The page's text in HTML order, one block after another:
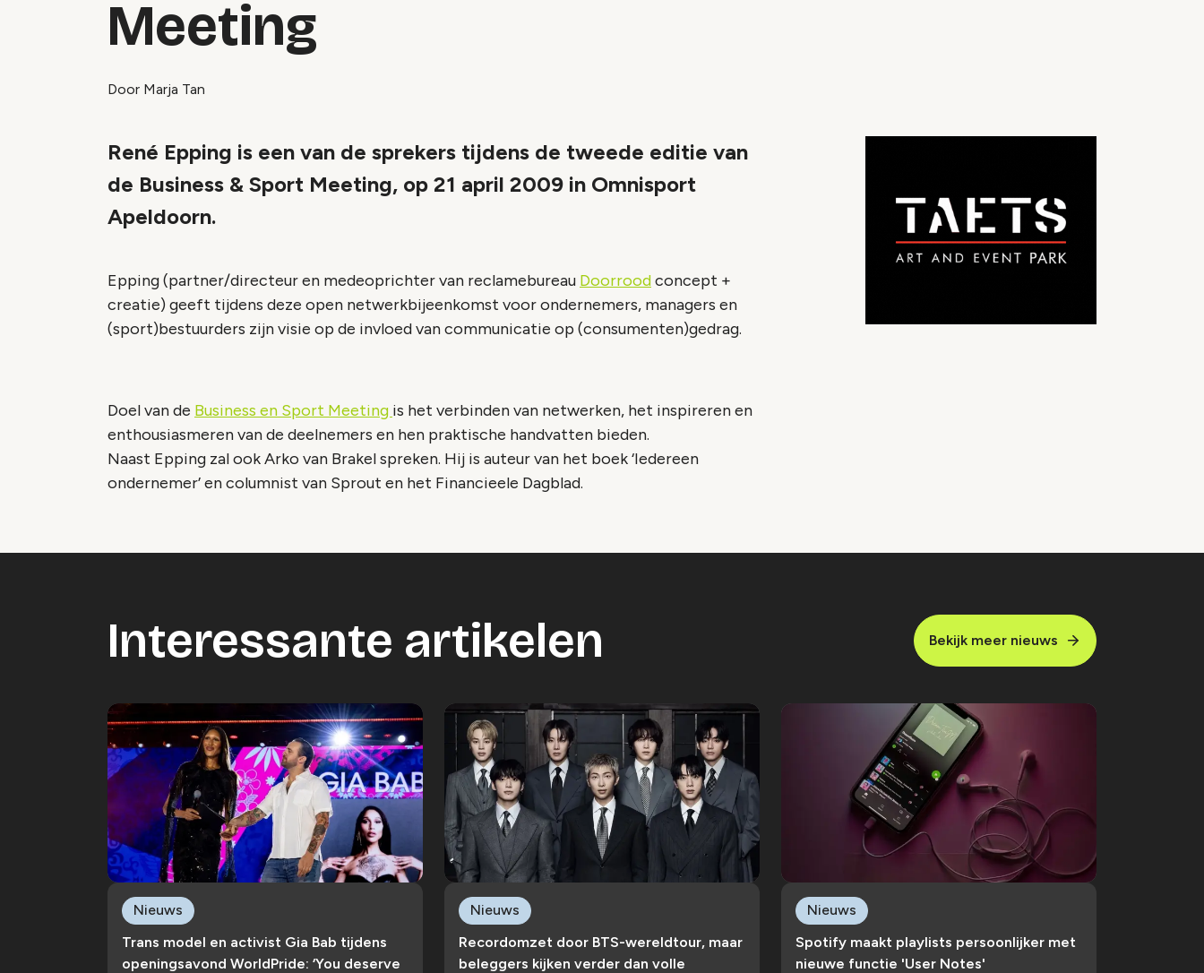
Meeting
Door Marja Tan
René Epping is een van de sprekers tijdens de tweede editie van
de Business & Sport Meeting, op 21 april 2009 in Omnisport
Apeldoorn.
Epping (partner/directeur en medeoprichter van reclamebureau Doorroodconcept +
creatie) geeft tijdens deze open netwerkbijeenkomst voor ondernemers, managers en
(sport)bestuurders zijn visie op de invloed van communicatie op (consumenten)gedrag.
Doel van de Business en Sport Meeting is het verbinden van netwerken, het inspireren en
enthousiasmeren van de deelnemers en hen praktische handvatten bieden.
Naast Epping zal ook Arko van Brakel spreken. Hij is auteur van het boek ‘Iedereen
ondernemer’ en columnist van Sprout en het Financieele Dagblad.
Interessante artikelen Bekijk meer nieuws
Trans model en activist Gia Bab tijdens
openingsavond WorldPride: ‘You deserve
Nieuws
Recordomzet door BTS-wereldtour, maar
beleggers kijken verder dan volle
Nieuws
Spotify maakt playlists persoonlijker met
nieuwe functie 'User Notes'
Nieuws